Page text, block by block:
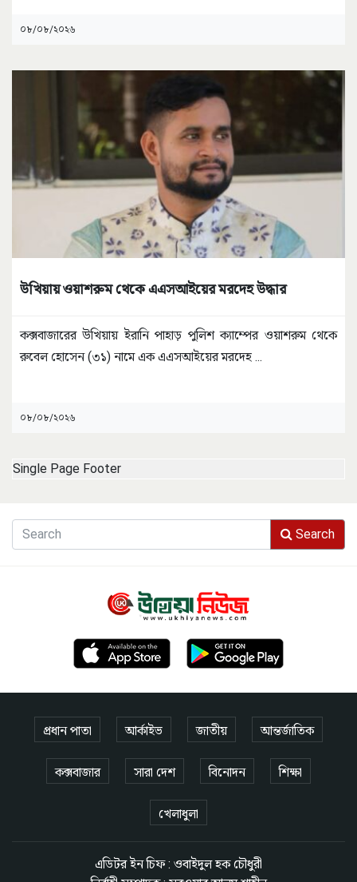
০৮/০৮/২০২৬
উখিয়ায় ওয়াশরুম থেকে এএসআইয়ের মরদেহ উদ্ধার
কক্সবাজারের উখিয়ায় ইরানি পাহাড় পুলিশ ক্যাম্পের ওয়াশরুম থেকে
রুবেল হোসেন (৩১) নামে এক এএসআইয়ের মরদেহ ...
০৮/০৮/২০২৬
Single Page Footer
Search
প্রধান পাতা আর্কাইভ জাতীয় আন্তর্জাতিক
কক্সবাজার সারা দেশ বিনোদন শিক্ষা
খেলাধুলা
এডিটর ইন চিফ : ওবাইদুল হক চৌধুরী